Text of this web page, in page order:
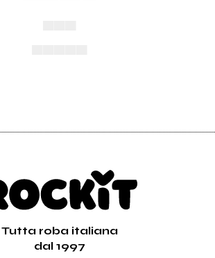
Tutta roba italiana
dal 1997